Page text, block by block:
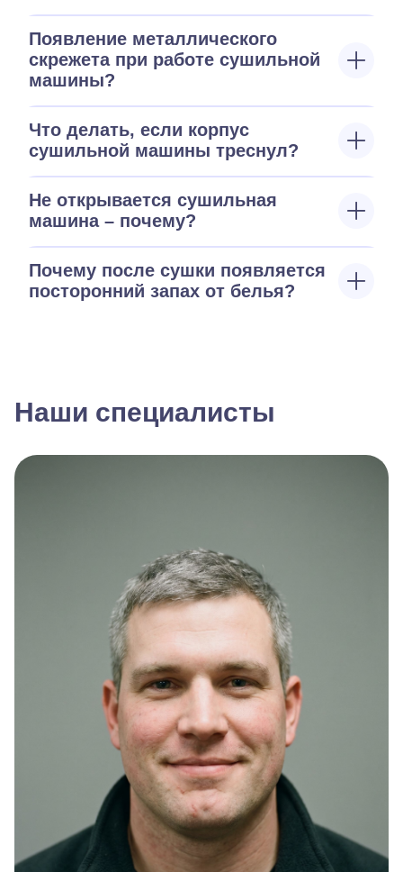
Появление металлического
скрежета при работе сушильной
машины?
Что делать, если корпус
сушильной машины треснул?
Не открывается сушильная
машина – почему?
Почему после сушки появляется
посторонний запах от белья?
Наши специалисты